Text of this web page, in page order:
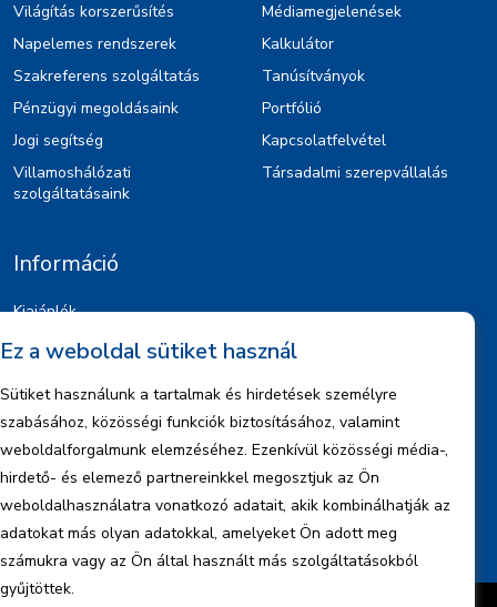
Világítás korszerűsítés
Napelemes rendszerek
Szakreferens szolgáltatás
Pénzügyi megoldásaink
Jogi segítség
Villamoshálózati
szolgáltatásaink
Médiamegjelenések
Kalkulátor
Tanúsítványok
Portfólió
Kapcsolatfelvétel
Társadalmi szerepvállalás
Információ
Kiajánlók
Jognyilatkozat
Céginformáció
Jelentések
Ez a weboldal sütiket használ
Sütiket használunk a tartalmak és hirdetések személyre
szabásához, közösségi funkciók biztosításához, valamint
weboldalforgalmunk elemzéséhez. Ezenkívül közösségi média-,
hirdető- és elemező partnereinkkel megosztjuk az Ön
weboldalhasználatra vonatkozó adatait, akik kombinálhatják az
adatokat más olyan adatokkal, amelyeket Ön adott meg
számukra vagy az Ön által használt más szolgáltatásokból
gyűjtöttek.